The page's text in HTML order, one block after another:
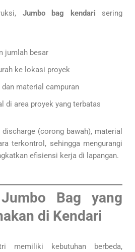
Jumbo bag kendari sering
jumlah besar
ke lokasi proyek
dan material campuran
di area proyek yang terbatas
(corong bawah), material
terkontrol, sehingga mengurangi
efisiensi kerja di lapangan.
Bag yang
di Kendari
memiliki kebutuhan berbeda,